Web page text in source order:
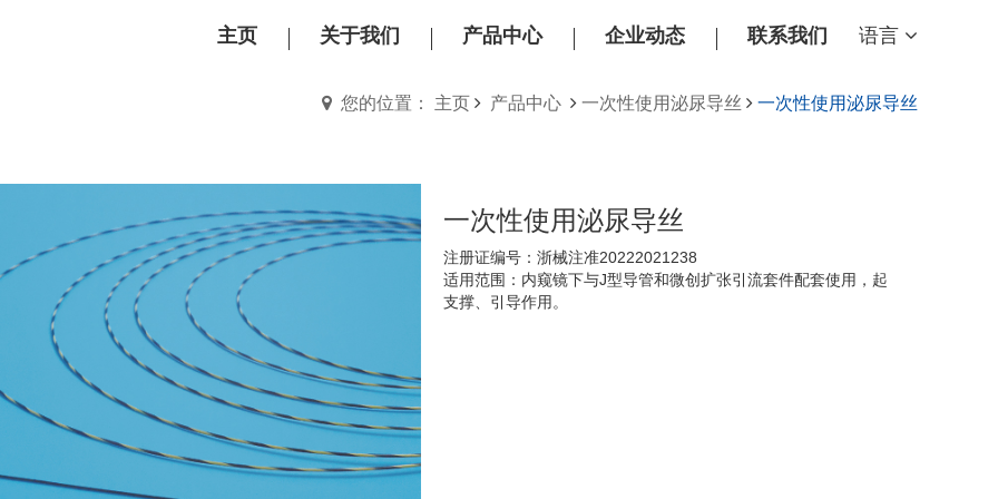
主页 关于我们 产品中心 企业动态 联系我们 语言
您的位置： 主页 产品中心 一次性使用泌尿导丝 一次性使用泌尿导丝
一次性使用泌尿导丝
注册证编号：浙械注准20222021238
适用范围：内窥镜下与J型导管和微创扩张引流套件配套使用，起
支撑、引导作用。